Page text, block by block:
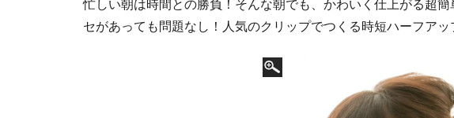
忙しい朝は時間との勝負！そんな朝でも、かわいく仕上がる超
セがあっても問題なし！人気のクリップでつくる時短ハーフアッ